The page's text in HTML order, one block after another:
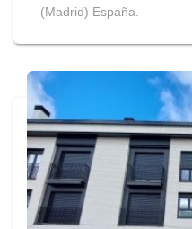
(Madrid) España.